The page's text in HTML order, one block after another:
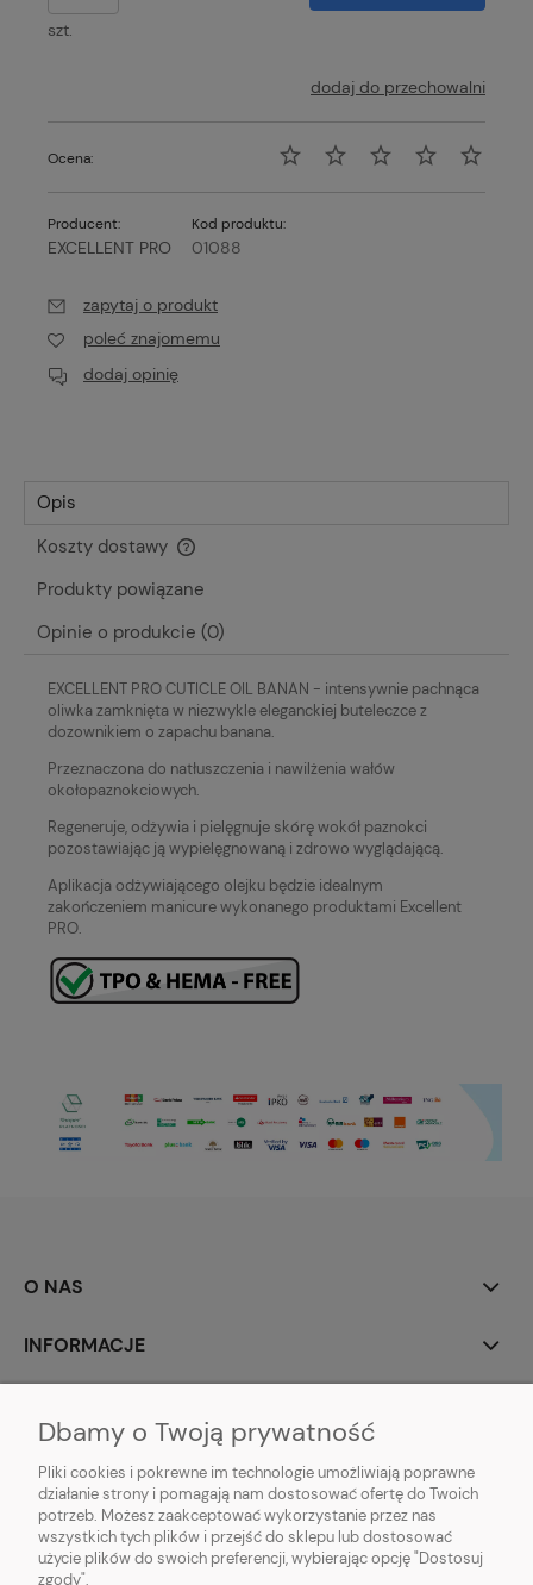
szt.
dodaj do przechowalni
Ocena:
Producent:
EXCELLENT PRO
Kod produktu:
01088
zapytaj o produkt
poleć znajomemu
dodaj opinię
Opis
Koszty dostawy
Cena nie zawiera ewentualnych kosztów płatności
Produkty powiązane
Opinie o produkcie (0)
EXCELLENT PRO CUTICLE OIL BANAN - intensywnie pachnąca
oliwka zamknięta w niezwykle eleganckiej buteleczce z
dozownikiem o zapachu banana.
Przeznaczona do natłuszczenia i nawilżenia wałów
okołopaznokciowych.
Regeneruje, odżywia i pielęgnuje skórę wokół paznokci
pozostawiając ją wypielęgnowaną i zdrowo wyglądającą.
Aplikacja odżywiającego olejku będzie idealnym
zakończeniem manicure wykonanego produktami Excellent
PRO.
O NAS
INFORMACJE
POMOC
Dbamy o Twoją prywatność
Pliki cookies i pokrewne im technologie umożliwiają poprawne
działanie strony i pomagają nam dostosować ofertę do Twoich
potrzeb. Możesz zaakceptować wykorzystanie przez nas
wszystkich tych plików i przejść do sklepu lub dostosować
użycie plików do swoich preferencji, wybierając opcję "Dostosuj
zgody".